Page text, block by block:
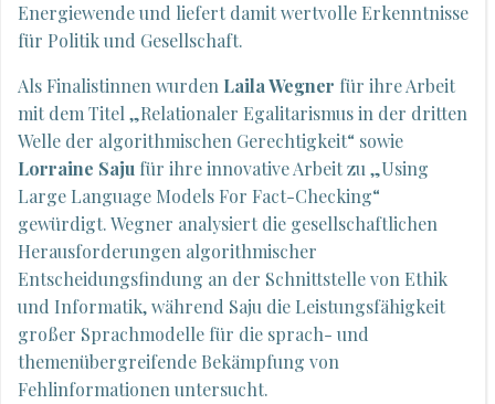
Energiewende und liefert damit wertvolle Erkenntnisse
für Politik und Gesellschaft.
Als Finalistinnen wurden Laila Wegner für ihre Arbeit
mit dem Titel „Relationaler Egalitarismus in der dritten
Welle der algorithmischen Gerechtigkeit“ sowie
Lorraine Saju für ihre innovative Arbeit zu „Using
Large Language Models For Fact-Checking“
gewürdigt. Wegner analysiert die gesellschaftlichen
Herausforderungen algorithmischer
Entscheidungsfindung an der Schnittstelle von Ethik
und Informatik, während Saju die Leistungsfähigkeit
großer Sprachmodelle für die sprach- und
themenübergreifende Bekämpfung von
Fehlinformationen untersucht.